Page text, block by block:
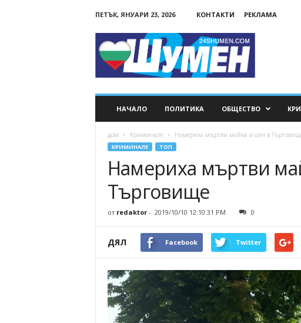
ПЕТЪК, ЯНУАРИ 23, 2026 КОНТАКТИ РЕКЛАМА
НАЧАЛО ПОЛИТИКА ОБЩЕСТВО
дом Криминале Намериха мъртви майка и син в
КРИМИНАЛЕ ТОП
Намериха мъртви
Търговище
от redaktor- 2019/10/10 12:10:31 PM 0
ДЯЛ Facebook Twitter